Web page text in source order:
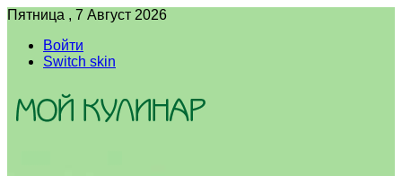
Пятница , 7 Август 2026
Войти
Switch skin